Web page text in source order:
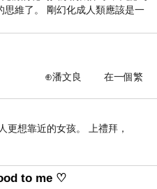
思維了。 剛幻化成人類應該是一
這樣是創不出
一個繁
更想靠近的女孩。 上禮拜，
to me ♡